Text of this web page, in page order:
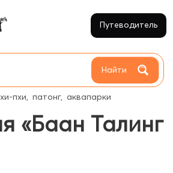
Найти
пхи патонг аквапарки
Путеводитель
«Баан Талинг